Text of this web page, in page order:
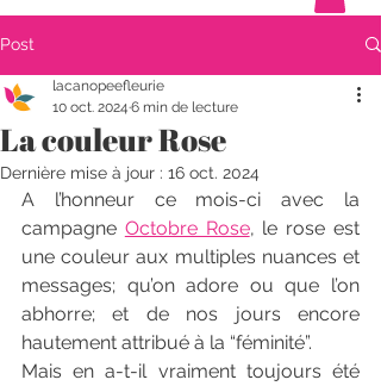
Post
La couleur Rose
lacanopeefleurie
10 oct. 2024 6 min de lecture
Dernière mise à jour : 16 oct. 2024
A l’honneur ce mois-ci avec la
campagne Octobre Rose, le rose est
une couleur aux multiples nuances et
messages; qu’on adore ou que l’on
abhorre; et de nos jours encore
hautement attribué à la “féminité”.
Mais en a-t-il vraiment toujours été